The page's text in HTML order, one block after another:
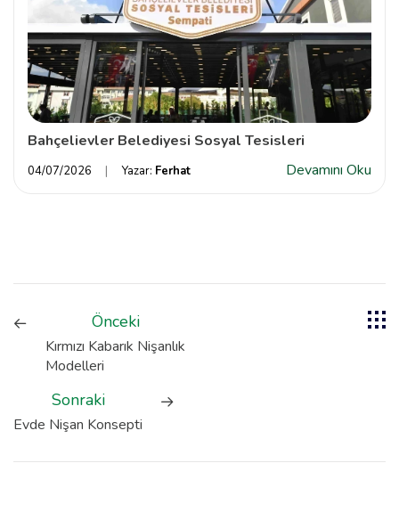
Bahçelievler Belediyesi Sosyal Tesisleri
04/07/2026 Yazar: Ferhat Devamını Oku
Önceki
Kırmızı Kabarık Nişanlık
Modelleri
Sonraki
Evde Nişan Konsepti